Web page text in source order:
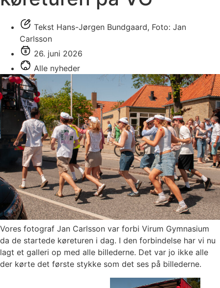
Tekst Hans-Jørgen Bundgaard, Foto: Jan
Carlsson
26. juni 2026
Alle nyheder
Vores fotograf Jan Carlsson var forbi Virum Gymnasium
da de startede køreturen i dag. I den forbindelse har vi nu
lagt et galleri op med alle billederne. Det var jo ikke alle
der kørte det første stykke som det ses på billederne.